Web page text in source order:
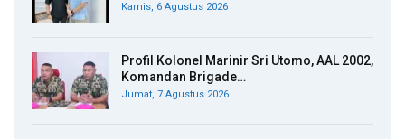
Kamis, 6 Agustus 2026
Profil Kolonel Marinir Sri Utomo, AAL 2002,
Komandan Brigade…
Jumat, 7 Agustus 2026